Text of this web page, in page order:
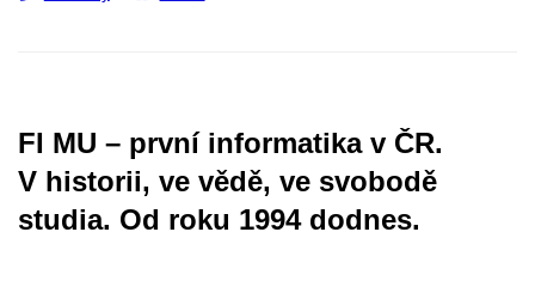
FI MU – první informatika v ČR.
V historii, ve vědě, ve svobodě
studia. Od roku 1994 dodnes.